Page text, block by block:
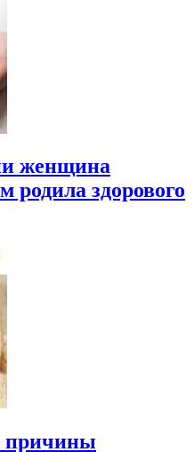
женщина
родила здорового
причины